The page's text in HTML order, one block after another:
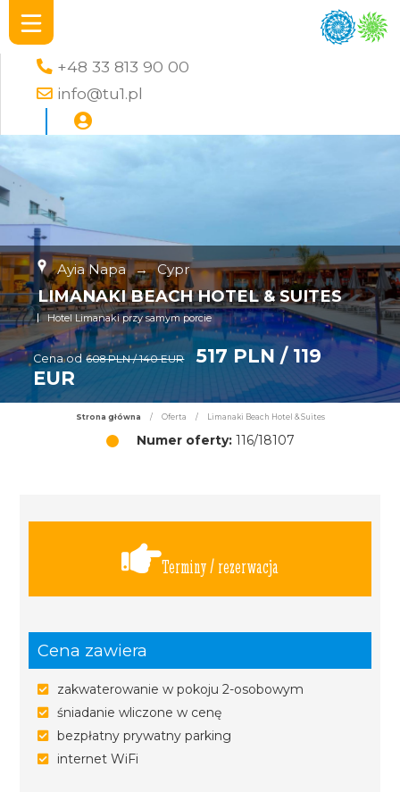
+48 33 813 90 00
info@tu1.pl
Ayia Napa → Cypr
LIMANAKI BEACH HOTEL & SUITES
Hotel Limanaki przy samym porcie
Cena od 608 PLN / 140 EUR
517 PLN / 119
EUR
Strona główna / Oferta / Limanaki Beach Hotel & Suites
Numer oferty:116/18107
Terminy / rezerwacja
Cena zawiera
zakwaterowanie w pokoju 2-osobowym
śniadanie wliczone w cenę
bezpłatny prywatny parking
internet WiFi